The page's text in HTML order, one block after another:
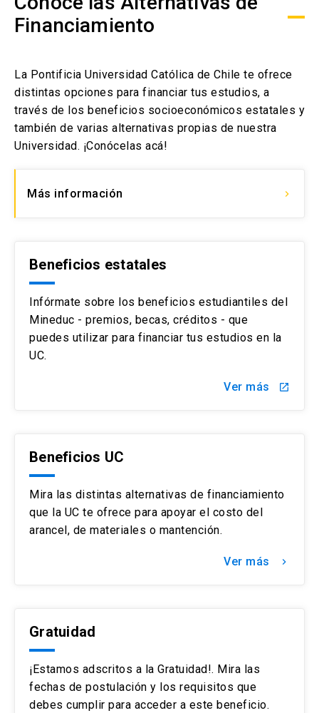
Financiamiento
La Pontificia Universidad Católica de Chile te ofrece
distintas opciones para financiar tus estudios, a
través de los beneficios socioeconómicos estatales y
también de varias alternativas propias de nuestra
Universidad. ¡Conócelas acá!
Más información keyboard_arrow_right
Beneficios estatales
Infórmate sobre los beneficios estudiantiles del
Mineduc - premios, becas, créditos - que
puedes utilizar para financiar tus estudios en la
UC.
Ver más launch
Beneficios UC
Mira las distintas alternativas de financiamiento
que la UC te ofrece para apoyar el costo del
arancel, de materiales o mantención.
Ver más keyboard_arrow_right
Gratuidad
¡Estamos adscritos a la Gratuidad!. Mira las
fechas de postulación y los requisitos que
debes cumplir para acceder a este beneficio.